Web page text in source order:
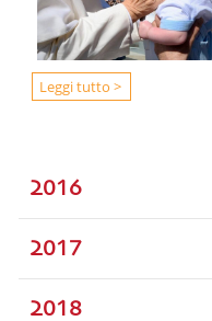
Leggi tutto >
2016
2017
2018